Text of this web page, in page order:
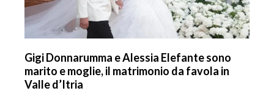
Gigi Donnarumma e Alessia Elefante sono
marito e moglie, il matrimonio da favola in
Valle d’Itria